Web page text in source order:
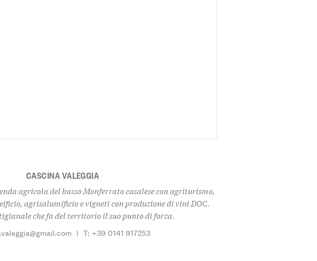
CASCINA VALEGGIA
agricola del basso Monferrato casalese con agriturismo,
agrisalumificio e vigneti con produzione di vini DOC.
che fa del territorio il suo punto di forza.
| T: +39 0141 917253